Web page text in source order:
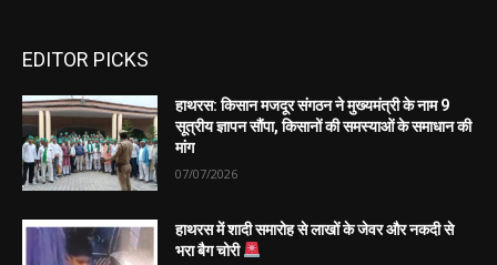
EDITOR PICKS
हाथरस: किसान मजदूर संगठन ने मुख्यमंत्री के नाम 9
सूत्रीय ज्ञापन सौंपा, किसानों की समस्याओं के समाधान की
मांग
07/07/2026
हाथरस में शादी समारोह से लाखों के जेवर और नकदी से
भरा बैग चोरी